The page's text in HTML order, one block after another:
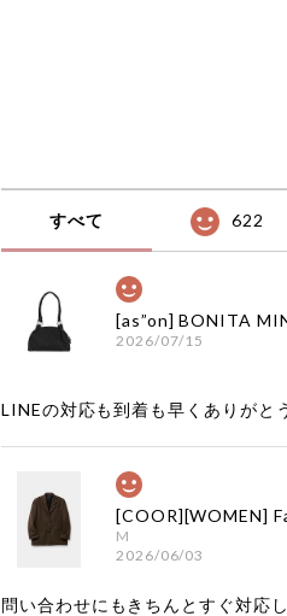
すべて 622
2026/07/15
LINEの対応も到着も早くありがと
M
2026/06/03
問い合わせにもきちんとすぐ対応